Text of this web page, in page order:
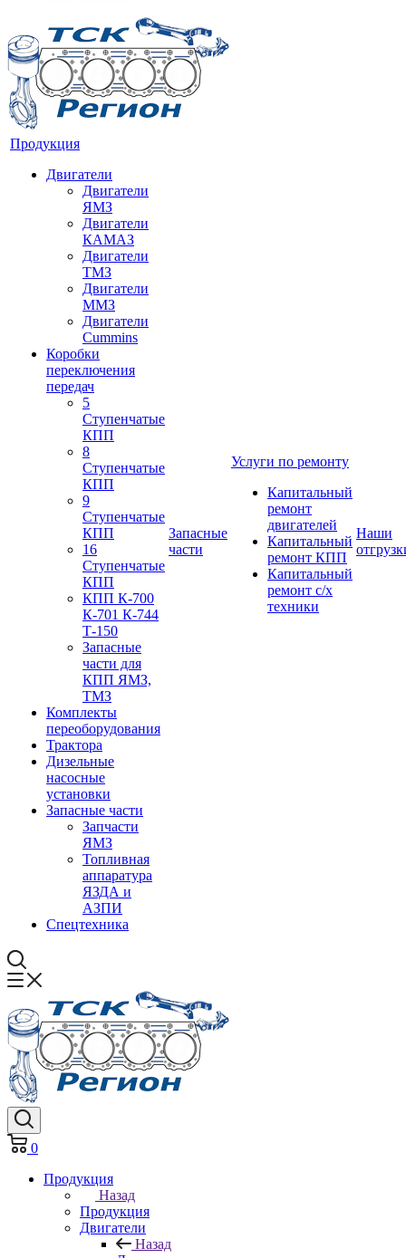
Продукция
Двигатели
Двигатели
ЯМЗ
Двигатели
КАМАЗ
Двигатели
ТМЗ
Двигатели
ММЗ
Двигатели
Cummins
Коробки
переключения
передач
5
Ступенчатые
КПП
8
Ступенчатые
КПП
9
Ступенчатые
КПП
16
Ступенчатые
КПП
КПП К-700
К-701 К-744
Т-150
Запасные
части для
КПП ЯМЗ,
ТМЗ
Комплекты
переоборудования
Трактора
Дизельные
насосные
установки
Запасные части
Запчасти
ЯМЗ
Топливная
аппаратура
ЯЗДА и
АЗПИ
Спецтехника
Запасные
части
Услуги по ремонту
Капитальный
ремонт
двигателей
Капитальный
ремонт КПП
Капитальный
ремонт с/х
техники
Наши
0
Продукция
Назад
Продукция
Двигатели
Назад